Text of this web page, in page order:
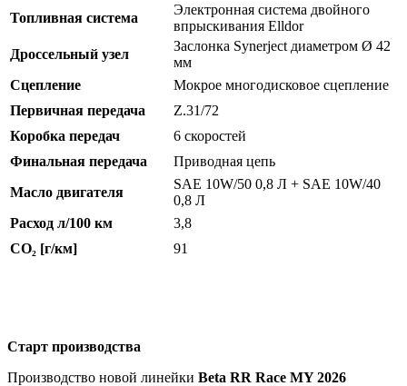
Топливная система
Электронная система двойного
впрыскивания Elldor
Дроссельный узел
Заслонка Synerject диаметром Ø 42
мм
Сцепление
Мокрое многодисковое сцепление
Первичная передача
Z.31/72
Коробка передач
6 скоростей
Финальная передача
Приводная цепь
Масло двигателя
SAE 10W/50 0,8 Л + SAE 10W/40
0,8 Л
Расход л/100 км
3,8
CO₂ [г/км]
91
Старт производства
Производство новой линейки Beta RR Race MY 2026